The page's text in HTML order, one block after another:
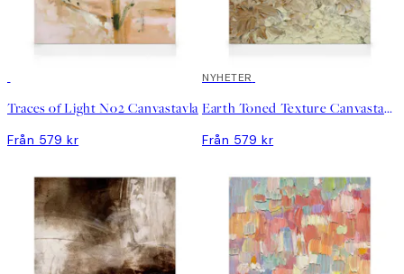
Traces of Light No2 Canvastavla
Från 579 kr
NYHETER
Earth Toned Texture Canvastavla
Från 579 kr